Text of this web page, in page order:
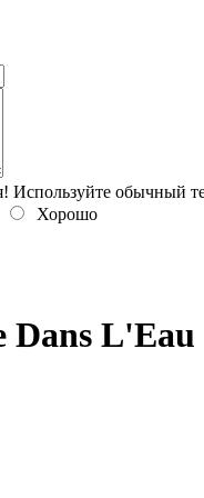
Используйте обычный
Хорошо
L'Eau